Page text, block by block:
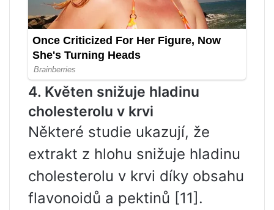
4. Květen snižuje hladinu
cholesterolu v krvi
Některé studie ukazují, že
extrakt z hlohu snižuje hladinu
cholesterolu v krvi díky obsahu
flavonoidů a pektinů [11].